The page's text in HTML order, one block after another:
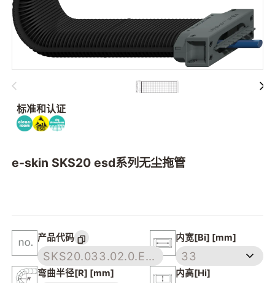
标准和认证
e-skin SKS20 esd系列无尘拖管
产品代码
SKS20.033.02.0.ESD
内宽[Bi] [mm]
33
弯曲半径[R] [mm] 内高[Hi]